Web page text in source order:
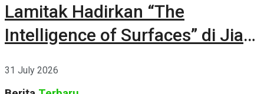
Lamitak Hadirkan “The
Intelligence of Surfaces” di Jia
31 July 2026